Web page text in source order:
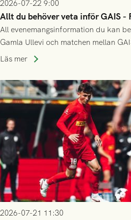
2026-07-22 9:00
Allt du behöver veta inför GAIS
All evenemangsinformation du kan
Gamla Ullevi och matchen mellan
kvalet till Conference League!
Läs mer
2026-07-21 11:30